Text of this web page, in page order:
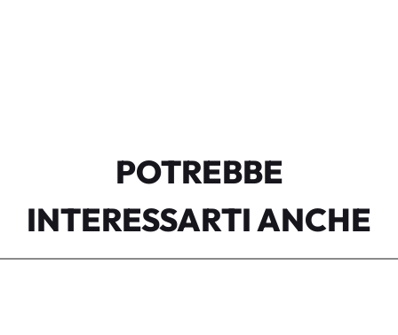
POTREBBE
INTERESSARTI ANCHE